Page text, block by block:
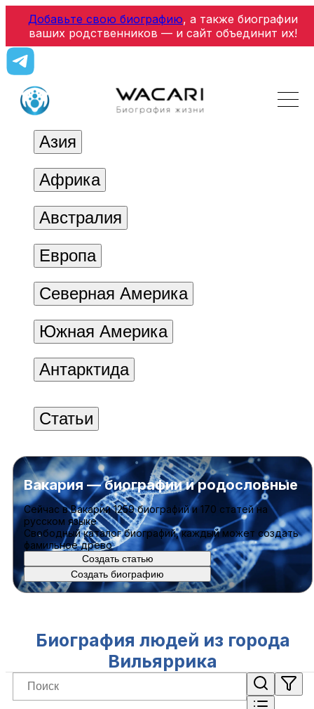
Добавьте свою биографию, а также биографии
ваших родственников — и сайт объединит их!
Азия
Африка
Австралия
Европа
Северная Америка
Южная Америка
Антарктида
Статьи
Вакария — биографии и родословные
Cейчас в Вакарии1259 биографийи170 статейна
русском языке
Свободный каталог биографий, каждый может создать
фамильное древо
Создать статью
Создать биографию
Биография людей из города
Вильяррика